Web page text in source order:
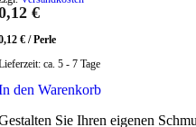
€
€ /Perle
ca. 5 - 7 Tage
den Warenkorb
Sie Ihren eigenen